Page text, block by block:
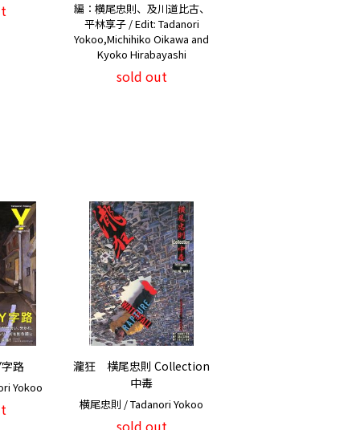
編：横尾忠則、及川道比古、
平林享子 / Edit: Tadanori
Yokoo,Michihiko Oikawa and
Kyoko Hirabayashi
sold out
路
Yokoo
瀧狂 横尾忠則 Collection
中毒
横尾忠則 / Tadanori Yokoo